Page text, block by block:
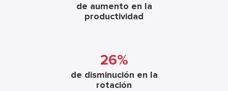
de aumento en la
productividad
26%
de disminución en la
rotación